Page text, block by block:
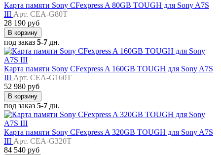
Карта памяти Sony CFexpress A 80GB TOUGH для Sony A7S
III Арт. CEA-G80T
28 190 руб
В корзину
под заказ 5-7 дн.
Карта памяти Sony CFexpress A 160GB TOUGH для Sony A7S
III Арт. CEA-G160T
52 980 руб
В корзину
под заказ 5-7 дн.
Карта памяти Sony CFexpress A 320GB TOUGH для Sony A7S
III Арт. CEA-G320T
84 540 руб